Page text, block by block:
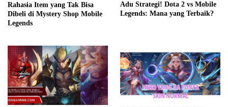
Rahasia Item yang Tak Bisa
Dibeli di Mystery Shop Mobile
Legends
Adu Strategi! Dota 2 vs Mobile
Legends: Mana yang Terbaik?